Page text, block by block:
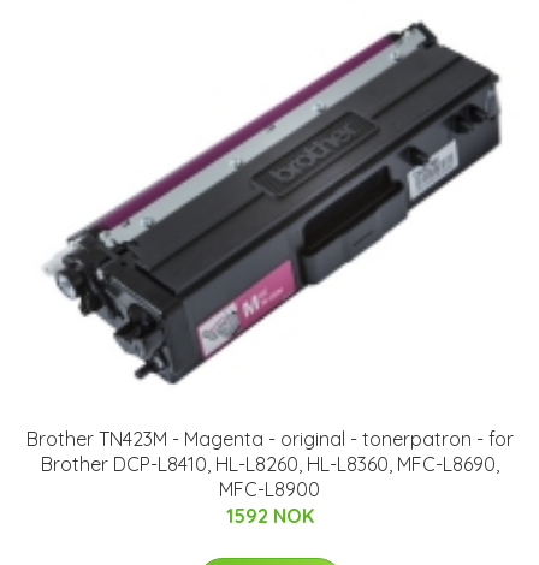
Brother TN423M - Magenta - original - tonerpatron - for
Brother DCP-L8410, HL-L8260, HL-L8360, MFC-L8690,
MFC-L8900
1592 NOK